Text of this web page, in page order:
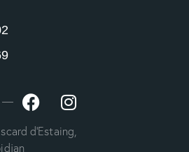
—
d’Estaing,